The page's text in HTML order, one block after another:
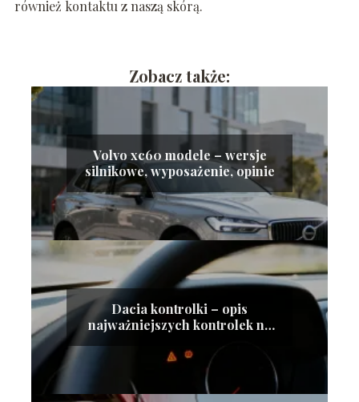
również kontaktu z naszą skórą.
Zobacz także:
Volvo xc60 modele – wersje
silnikowe, wyposażenie, opinie
Dacia kontrolki – opis
najważniejszych kontrolek na